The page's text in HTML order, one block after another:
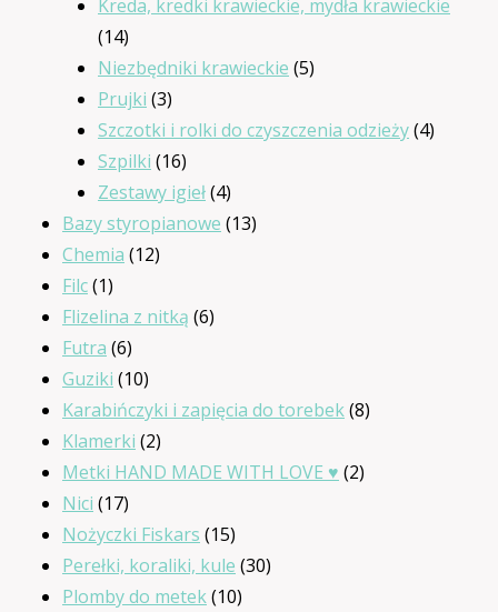
Kreda, kredki krawieckie, mydła krawieckie
1414
produktów
Niezbędniki krawieckie 55
Prujki 33
produkty
Szczotki i rolki do czyszczenia odzieży 44
Szpilki 1616
produktów
Zestawy igieł 44
produkty
Bazy styropianowe 1313
Chemia 1212
Filc 11
produkt
Flizelina z nitką 66
Futra 66
produktów
Guziki 1010
produktów
Karabińczyki i zapięcia do torebek 88
Klamerki 22
produkty
Metki HAND MADE WITH LOVE ♥ 22
Nici 1717
produktów
Nożyczki Fiskars 1515
produktów
Perełki, koraliki, kule 3030
Plomby do metek 1010